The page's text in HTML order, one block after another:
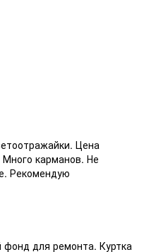
Цена
карманов. Не
Рекомендую
для ремонта. Куртка